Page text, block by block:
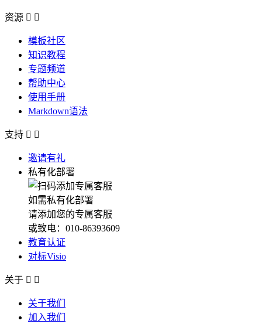
资源  
模板社区
知识教程
专题频道
帮助中心
使用手册
Markdown语法
支持  
邀请有礼
私有化部署
如需私有化部署
请添加您的专属客服
或致电：010-86393609
教育认证
对标Visio
关于  
关于我们
加入我们